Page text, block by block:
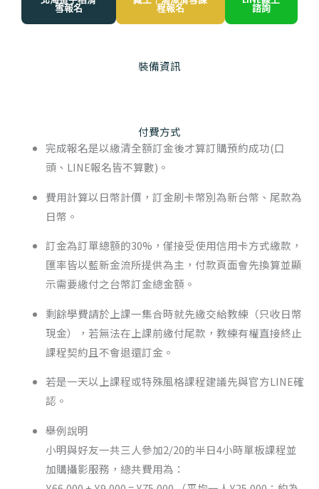
雪報名 程報名 諮詢
裝備資訊
付費方式
完成報名是以繳清全額訂金後才算訂購預約成功(口
頭、LINE報名皆不算數)。
費用計算以日幣計價，訂金刷卡幣別為新台幣、尾款為
日幣。
訂金為訂單總額的30%，僅接受使用信用卡方式繳款，
匯率皆以藍新金流所提供為主，付款頁面會先換算並顯
示需要繳付之台幣訂金總金額。
剩餘學費請於上課一集合時就先繳交給教練（只收日幣
現金），若無法在上課前繳付尾款，教練有權直接終止
課程契約且不會退還訂金。
若是一天以上課程或特殊風格課程建議先與官方LINE確
認。
舉例說明
小明與好友一共三人參加2/20的半日4小時單板課程並
加購攝影服務，總共費用為：